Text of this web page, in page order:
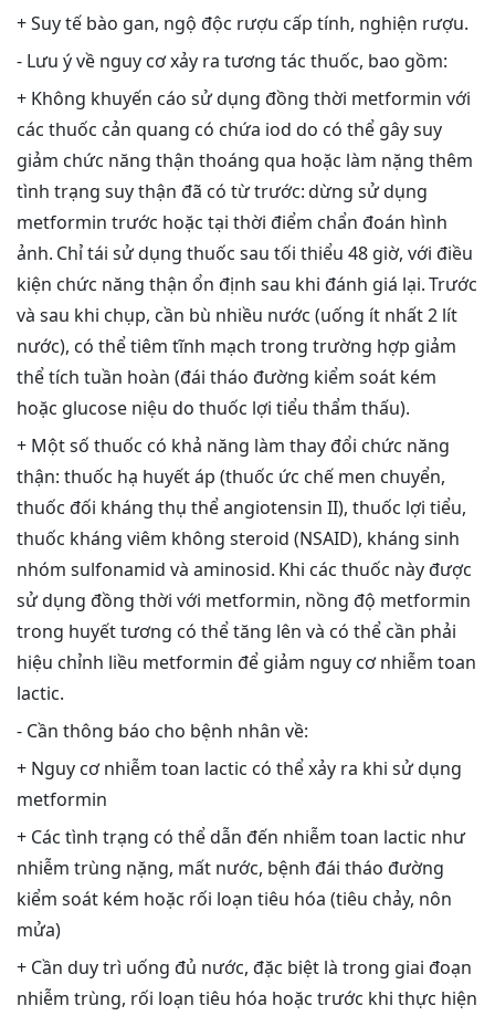
+ Suy tế bào gan, ngộ độc rượu cấp tính, nghiện rượu.
- Lưu ý về nguy cơ xảy ra tương tác thuốc, bao gồm:
+ Không khuyến cáo sử dụng đồng thời metformin với
các thuốc cản quang có chứa iod do có thể gây suy
giảm chức năng thận thoáng qua hoặc làm nặng thêm
tình trạng suy thận đã có từ trước: dừng sử dụng
metformin trước hoặc tại thời điểm chẩn đoán hình
ảnh. Chỉ tái sử dụng thuốc sau tối thiểu 48 giờ, với điều
kiện chức năng thận ổn định sau khi đánh giá lại. Trước
và sau khi chụp, cần bù nhiều nước (uống ít nhất 2 lít
nước), có thể tiêm tĩnh mạch trong trường hợp giảm
thể tích tuần hoàn (đái tháo đường kiểm soát kém
hoặc glucose niệu do thuốc lợi tiểu thẩm thấu).
+ Một số thuốc có khả năng làm thay đổi chức năng
thận: thuốc hạ huyết áp (thuốc ức chế men chuyển,
thuốc đối kháng thụ thể angiotensin II), thuốc lợi tiểu,
thuốc kháng viêm không steroid (NSAID), kháng sinh
nhóm sulfonamid và aminosid. Khi các thuốc này được
sử dụng đồng thời với metformin, nồng độ metformin
trong huyết tương có thể tăng lên và có thể cần phải
hiệu chỉnh liều metformin để giảm nguy cơ nhiễm toan
lactic.
- Cần thông báo cho bệnh nhân về:
+ Nguy cơ nhiễm toan lactic có thể xảy ra khi sử dụng
metformin
+ Các tình trạng có thể dẫn đến nhiễm toan lactic như
nhiễm trùng nặng, mất nước, bệnh đái tháo đường
kiểm soát kém hoặc rối loạn tiêu hóa (tiêu chảy, nôn
mửa)
+ Cần duy trì uống đủ nước, đặc biệt là trong giai đoạn
nhiễm trùng, rối loạn tiêu hóa hoặc trước khi thực hiện